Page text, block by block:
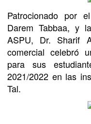
Patrocionado por
Darem Tabbaa, y
ASPU, Dr. Sharif
comercial celebró
para sus
2021/2022 en las
Tal.